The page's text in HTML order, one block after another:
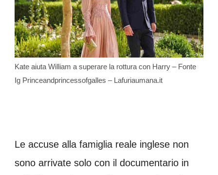
Kate aiuta William a superare la rottura con Harry – Fonte
Ig Princeandprincessofgalles – Lafuriaumana.it
Le accuse alla famiglia reale inglese non
sono arrivate solo con il documentario in